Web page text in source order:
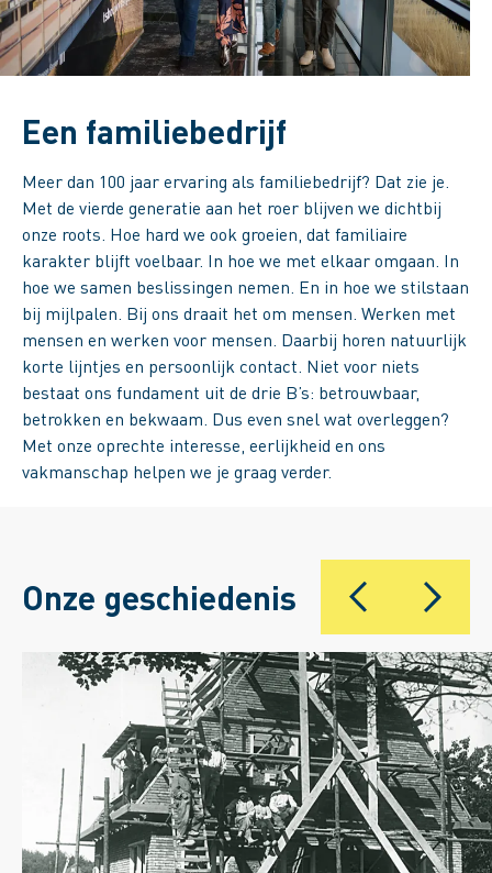
Een familiebedrijf
Meer dan 100 jaar ervaring als familiebedrijf? Dat zie je.
Met de vierde generatie aan het roer blijven we dichtbij
onze roots. Hoe hard we ook groeien, dat familiaire
karakter blijft voelbaar. In hoe we met elkaar omgaan. In
hoe we samen beslissingen nemen. En in hoe we stilstaan
bij mijlpalen. Bij ons draait het om mensen. Werken met
mensen en werken voor mensen. Daarbij horen natuurlijk
korte lijntjes en persoonlijk contact. Niet voor niets
bestaat ons fundament uit de drie B’s: betrouwbaar,
betrokken en bekwaam. Dus even snel wat overleggen?
Met onze oprechte interesse, eerlijkheid en ons
vakmanschap helpen we je graag verder.
Onze geschiedenis